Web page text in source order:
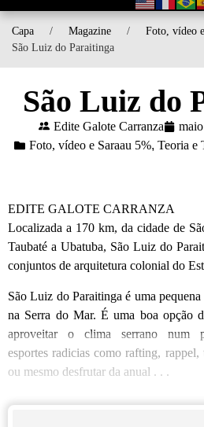
Capa / Magazine / Foto, vídeo
São Luiz do Paraitinga
São Luiz do
Edite Galote Carranza
Foto, vídeo e Saraau 5%, Teoria e
EDITE GALOTE CARRANZA
Localizada a 170 km, da cidade de
Taubaté a Ubatuba, São Luiz do
conjuntos de arquitetura colonial do
São Luiz do Paraitinga é uma
na Serra do Mar. É uma boa opção
aproveitar o clima serrano num
esportesradicias comorafting, rappel,
ou mesmo desfrutar da anual . . .